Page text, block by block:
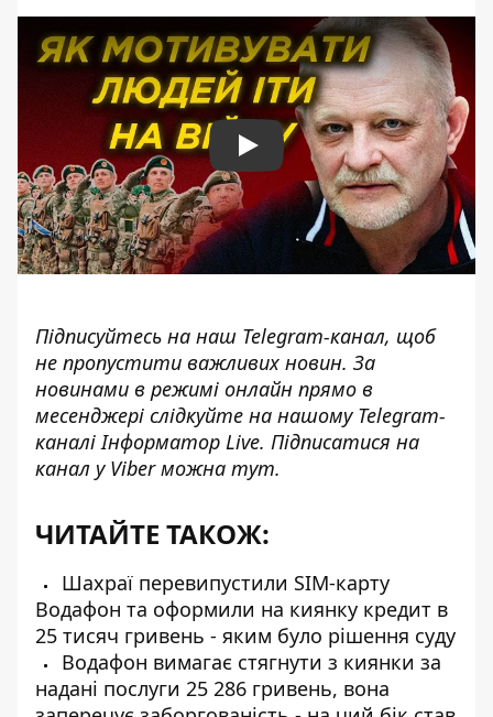
Play
Підписуйтесь на наш Telegram-канал, щоб
не пропустити важливих новин. За
новинами в режимі онлайн прямо в
месенджері слідкуйте на нашому Telegram-
каналіІнформатор Live. Підписатися на
канал у Viber можна тут.
ЧИТАЙТЕ ТАКОЖ:
Шахраї перевипустили SIM-карту
Водафон та оформили на киянку кредит в
25 тисяч гривень - яким було рішення суду
Водафон вимагає стягнути з киянки за
надані послуги 25 286 гривень, вона